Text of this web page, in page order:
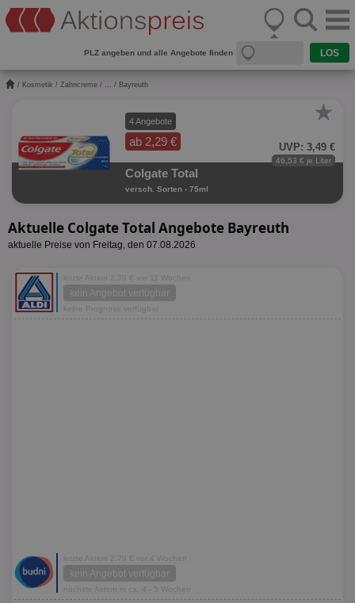
PLZ angeben und alle Angebote finden
/ Kosmetik / Zahncreme / ... / Bayreuth
4 Angebote
ab 2,29 €
★
UVP: 3,49 €
46,53 € je Liter
Colgate Total
versch. Sorten - 75ml
Aktuelle Colgate Total Angebote Bayreuth
aktuelle Preise von Freitag, den 07.08.2026
letzte Aktion 2,39 € vor 11 Wochen
kein Angebot verfügbar
keine Prognose verfügbar
letzte Aktion 2,79 € vor 4 Wochen
kein Angebot verfügbar
nächste Aktion in ca. 4 - 5 Wochen